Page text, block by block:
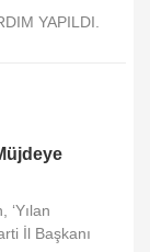
YAPILDI.
İl Başkanı